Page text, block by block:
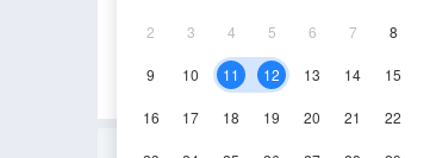
2 3 4 5 6 7 8
9 10 11 12 13 14 15
16 17 18 19 20 21 22